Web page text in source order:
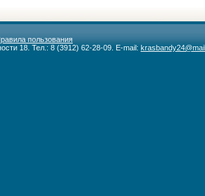
пользования
18. Тел.: 8 (3912) 62-28-09. E-mail: